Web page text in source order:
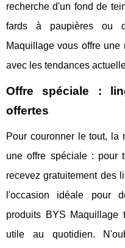
recherche d'un fond de
fards à paupières ou
Maquillage vous offre
avec les tendances
Offre spéciale :
offertes
Pour couronner le tout, la
une offre spéciale : pour
recevez gratuitement des
l'occasion idéale pour
produits BYS Maquillage
utile au quotidien.